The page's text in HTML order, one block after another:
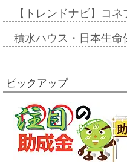
【トレンドナビ】コ
積水ハウス・日本生
ピックアップ